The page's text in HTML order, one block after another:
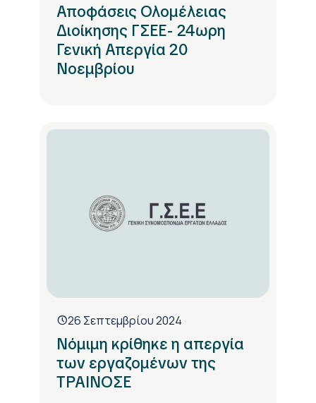
Αποφάσεις Ολομέλειας
Διοίκησης ΓΣΕΕ- 24ωρη
Γενική Απεργία 20
Νοεμβρίου
26 Σεπτεμβρίου 2024
Νόμιμη κρίθηκε η απεργία
των εργαζομένων της
ΤΡΑΙΝΟΣΕ